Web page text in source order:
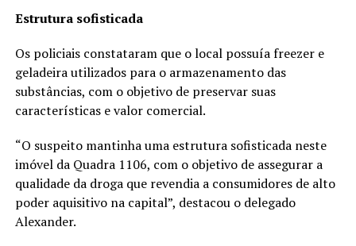
Estrutura sofisticada
Os policiais constataram que o local possuía freezer e
geladeira utilizados para o armazenamento das
substâncias, com o objetivo de preservar suas
características e valor comercial.
“O suspeito mantinha uma estrutura sofisticada neste
imóvel da Quadra 1106, com o objetivo de assegurar a
qualidade da droga que revendia a consumidores de alto
poder aquisitivo na capital”, destacou o delegado
Alexander.